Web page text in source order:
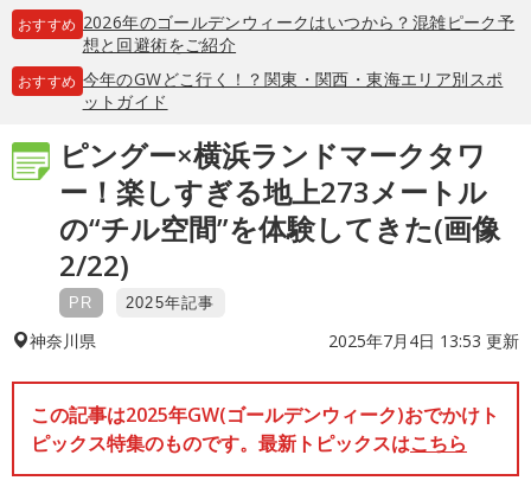
おすすめ 2026年のゴールデンウィークはいつから？混雑ピーク予
想と回避術をご紹介
おすすめ 今年のGWどこ行く！？関東・関西・東海エリア別スポ
ットガイド
ピングー×横浜ランドマークタワ
ー！楽しすぎる地上273メートル
の“チル空間”を体験してきた(画像
2/22)
PR 2025年記事
神奈川県 2025年7月4日 13:53 更新
この記事は2025年GW(ゴールデンウィーク)おでかけト
ピックス特集のものです。最新トピックスはこちら